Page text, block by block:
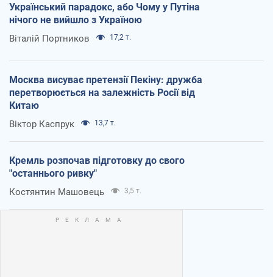
Український парадокс, або Чому у Путіна
нічого не вийшло з Україною
Віталій Портников 17,2 т.
Москва висуває претензії Пекіну: дружба
перетворюється на залежність Росії від
Китаю
Віктор Каспрук 13,7 т.
Кремль розпочав підготовку до свого
"останнього ривку"
Костянтин Машовець 3,5 т.